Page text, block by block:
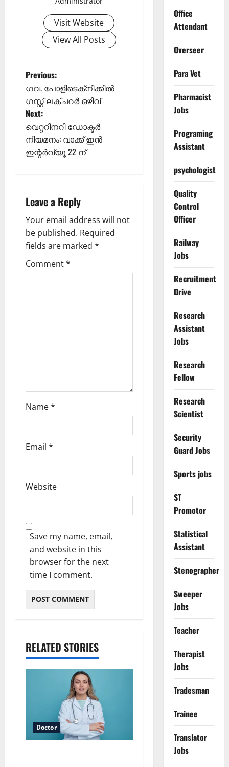
Visit Website
View All Posts
P
o
s
t
n
v
i
g
a
Previous:
ഗവ. പോളിടെക്‌നിക്കിൽ
ഗസ്റ്റ് ലക്ചറർ ഒഴിവ്
Next:
വെറ്ററിനറി ഡോക്ടര്‍
നിയമനം: വാക്ക് ഇന്‍
ഇന്റര്‍വ്യൂ 22 ന്
Leave a Reply
Your email address will not
be published. Required
fields are marked *
Comment*
Name*
Email *
Website
Save my name, email,
and website in this
browser for the next
time I comment.
RELATED STORIES
Doctor
Office
Attendant
Overseer
Para Vet
Pharmacist
Jobs
Programing
Assistant
psychologist
Quality
Control
Officer
Railway
Jobs
Recruitment
Drive
Research
Assistant
Jobs
Research
Fellow
Research
Scientist
Security
Guard Jobs
Sports jobs
ST
Promotor
Statistical
Assistant
Stenographer
Sweeper
Jobs
Teacher
Therapist
Jobs
Tradesman
Trainee
Translator
Jobs